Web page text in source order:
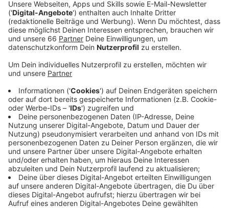
gab hunderte Verwarngelder.
Veröffentlicht:Montag, 09.09.2024 05:51
Anzeige
Verstärkte Kontrollen auf der Königsallee
Anzeige
Zwischen 12 und 20 Uhr war die Polizei im Bereich der
Königsallee gegen Autoposer im Einsatz. Zwei
Autofahrer von Sportwagen mussten zu Fuß weiter
gehen, ihre Autos wurden wegen möglicher unerlaubter
Umbauten beschlagnahmt. Drei Strafanzeigen wurden
geschrieben, über 400 Mal wurden Bußgelder oder